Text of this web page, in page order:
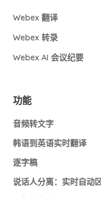
Webex 翻译
Webex 转录
Webex AI 会议纪要
功能
音频转文字
韩语到英语实时翻译
逐字稿
说话人分离：实时自动